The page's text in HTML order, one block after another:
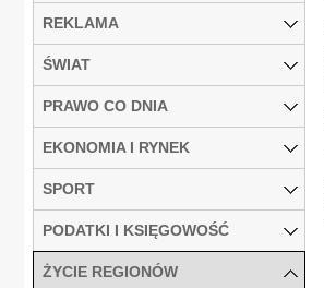
REKLAMA
ŚWIAT
PRAWO CO DNIA
EKONOMIA I RYNEK
SPORT
PODATKI I KSIĘGOWOŚĆ
ŻYCIE REGIONÓW